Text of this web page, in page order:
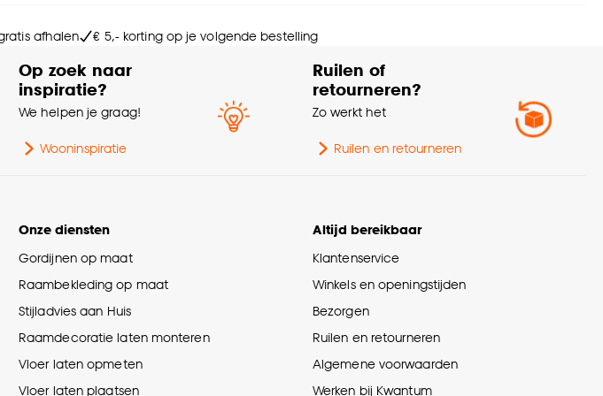
Gewicht 1.15 Kg
1.3 CM
6 CM
afhalen € 5,- korting op je volgende bestelling
Op zoek naar
inspiratie?
We helpen je graag!
Wooninspiratie
Ruilen of
retourneren?
Zo werkt het
Ruilen en retourneren
Onze diensten
Gordijnen op maat
Raambekleding op maat
Stijladvies aan Huis
Raamdecoratie laten monteren
Vloer laten opmeten
Vloer laten plaatsen
Altijd bereikbaar
Klantenservice
Winkels en openingstijden
Bezorgen
Ruilen en retourneren
Algemene voorwaarden
Werken bij Kwantum